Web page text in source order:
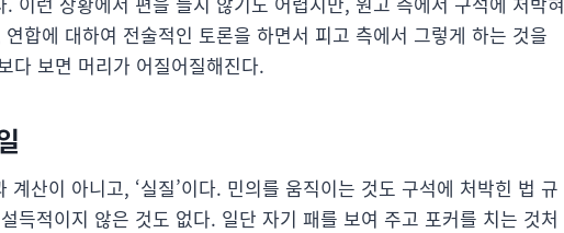
합에 대하여 전술적인 토론을 하면서 피고 측에서 그렇게 하는 것을
다 보면 머리가 어질어질해진다.
산이 아니고, ‘실질’이다. 민의를 움직이는 것도 구석에 처박힌 법 규
득적이지 않은 것도 없다. 일단 자기 패를 보여 주고 포커를 치는 것처